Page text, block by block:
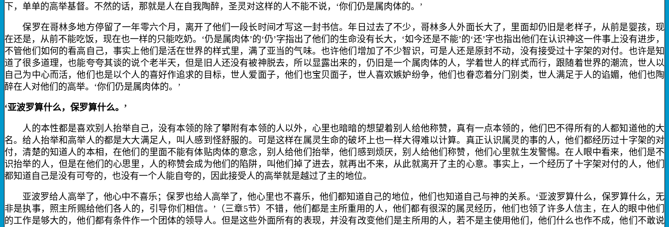
下，单单的高举基督。不然的话，那就是人在自我陶醉，圣灵对这样的人不能不说，‘你们仍是属肉体的。’
保罗在哥林多地方停留了一年零六个月，离开了他们一段长时间才写这一封书信。年日过去了不少，哥林多人外面长大了，里面却仍旧是老样子，从前是婴孩，现
在还是，从前不能吃饭，现在也一样的只能吃奶。‘仍是属肉体’的‘仍’字指出了他们的生命没有长大，‘如今还是不能’的‘还’字也指出他们在认识神这一件事上没有进步，
不管他们如何的看高自己，事实上他们是活在世界的样式里，满了亚当的气味。也许他们增加了不少智识，可是人还是原封不动，没有接受过十字架的对付。也许是知
道了很多道理，也能夸夸其谈的说个老半天，但是旧人还没有被神脱去，所以显露出来的，仍旧是一个属肉体的人，学着世人的样式而行，跟随着世界的潮流，世人以
自己为中心而活，他们也是以个人的喜好作追求的目标，世人爱面子，他们也宝贝面子，世人喜欢嫉妒纷争，他们也眷恋着分门别类，世人满足于人的谄媚，他们也陶
醉在人对他们的高举。‘你们仍是属肉体的。’
‘亚波罗算什么，保罗算什么。’
人的本性都是喜欢别人抬举自己，没有本领的除了攀附有本领的人以外，心里也暗暗的想望着别人给他称赞，真有一点本领的，他们巴不得所有的人都知道他的大
名。给人抬举和高举人的都是大大满足人，叫人感到怪舒服的。可是这样在属灵生命的破坏上也一样大得难以计算。真正认识属灵的事的人，他们都经历过十字架的对
付，清楚的知道人的本相，在他们的里面不能有体贴肉体的意念，别人给他们抬举，他们感到烦厌，别人给他们称赞，他们心里就生发警惕。在人眼中看来，他们是不
识抬举的人，但是在他们的心思里，人的称赞会成为他们的陷阱，叫他们掉了进去，就再出不来，从此就离开了主的心意。事实上，一个经历了十字架对付的人，他们
都知道自己是没有可夸的，也没有一个人能自夸的，因此接受人的高举就是越过了主的地位。
亚波罗给人高举了，他心中不喜乐；保罗也给人高举了，他心里也不喜乐，他们都知道自己的地位，他们也知道自己与神的关系。‘亚波罗算什么，保罗算什么，无
非是执事，照主所赐给他们各人的，引导你们相信。’（三章5节）不错，他们都是主所重用的人，他们都有很深的属灵经历，他们也领了许多人信主，在人的眼中他们
的工作是够大的，他们都有条件作一个团体的领导人。但是这些外面所有的表现，并没有改变他们是主所用的人，若不是主使用他们，他们什么也作不成，他们不敢说